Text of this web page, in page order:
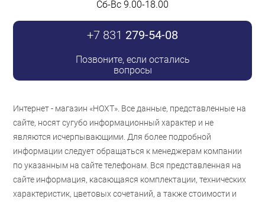
Сб-Вс 9.00-18.00
+7 831 279-54-08
Позвоните, если остались
вопросы
Интернет - магазин «НОХТ». Все данные, представленные на
сайте, носят сугубо информационный характер и не
являются исчерпывающими. Для более подробной
информации следует обращаться к менеджерам компании
по указанным на сайте телефонам. Вся представленная на
сайте информация, касающаяся комплектации, технических
характеристик, цветовых сочетаний, а также стоимости и